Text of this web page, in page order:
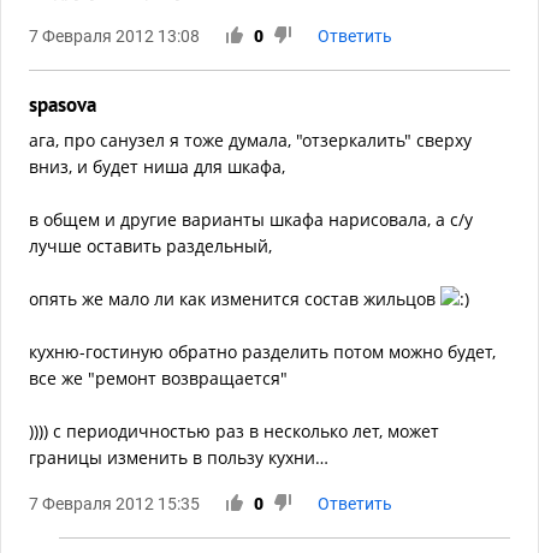
7 Февраля 2012 13:08 0 Ответить
spasova
ага, про санузел я тоже думала, "отзеркалить" сверху
вниз, и будет ниша для шкафа,
в общем и другие варианты шкафа нарисовала, а с/у
лучше оставить раздельный,
опять же мало ли как изменится состав жильцов
кухню-гостиную обратно разделить потом можно будет,
все же "ремонт возвращается"
)))) с периодичностью раз в несколько лет, может
границы изменить в пользу кухни…
7 Февраля 2012 15:35 0 Ответить